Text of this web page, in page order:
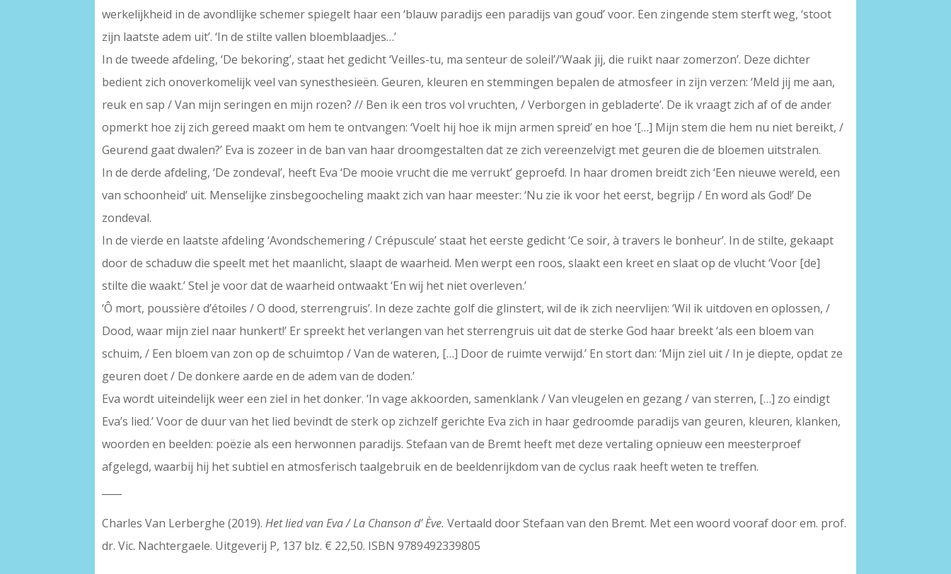
werkelijkheid in de avondlijke schemer spiegelt haar een ‘blauw paradijs een paradijs van goud’ voor. Een zingende stem sterft weg, ‘stoot
zijn laatste adem uit’. ‘In de stilte vallen bloemblaadjes…’
In de tweede afdeling, ‘De bekoring’, staat het gedicht ‘Veilles-tu, ma senteur de soleil’/‘Waak jij, die ruikt naar zomerzon’. Deze dichter
bedient zich onoverkomelijk veel van synesthesieën. Geuren, kleuren en stemmingen bepalen de atmosfeer in zijn verzen: ‘Meld jij me aan,
reuk en sap / Van mijn seringen en mijn rozen? // Ben ik een tros vol vruchten, / Verborgen in gebladerte’. De ik vraagt zich af of de ander
opmerkt hoe zij zich gereed maakt om hem te ontvangen: ‘Voelt hij hoe ik mijn armen spreid’ en hoe ‘[…] Mijn stem die hem nu niet bereikt, /
Geurend gaat dwalen?’ Eva is zozeer in de ban van haar droomgestalten dat ze zich vereenzelvigt met geuren die de bloemen uitstralen.
In de derde afdeling, ‘De zondeval’, heeft Eva ‘De mooie vrucht die me verrukt’ geproefd. In haar dromen breidt zich ‘Een nieuwe wereld, een
van schoonheid’ uit. Menselijke zinsbegoocheling maakt zich van haar meester: ‘Nu zie ik voor het eerst, begrijp / En word als God!’ De
zondeval.
In de vierde en laatste afdeling ‘Avondschemering / Crépuscule’ staat het eerste gedicht ‘Ce soir, à travers le bonheur’. In de stilte, gekaapt
door de schaduw die speelt met het maanlicht, slaapt de waarheid. Men werpt een roos, slaakt een kreet en slaat op de vlucht ‘Voor [de]
stilte die waakt.’ Stel je voor dat de waarheid ontwaakt ‘En wij het niet overleven.’
‘Ô mort, poussière d’étoiles / O dood, sterrengruis’. In deze zachte golf die glinstert, wil de ik zich neervlijen: ‘Wil ik uitdoven en oplossen, /
Dood, waar mijn ziel naar hunkert!’ Er spreekt het verlangen van het sterrengruis uit dat de sterke God haar breekt ‘als een bloem van
schuim, / Een bloem van zon op de schuimtop / Van de wateren, […] Door de ruimte verwijd.’ En stort dan: ‘Mijn ziel uit / In je diepte, opdat ze
geuren doet / De donkere aarde en de adem van de doden.’
Eva wordt uiteindelijk weer een ziel in het donker. ‘In vage akkoorden, samenklank / Van vleugelen en gezang / van sterren, […] zo eindigt
Eva’s lied.’ Voor de duur van het lied bevindt de sterk op zichzelf gerichte Eva zich in haar gedroomde paradijs van geuren, kleuren, klanken,
woorden en beelden: poëzie als een herwonnen paradijs. Stefaan van de Bremt heeft met deze vertaling opnieuw een meesterproef
afgelegd, waarbij hij het subtiel en atmosferisch taalgebruik en de beeldenrijkdom van de cyclus raak heeft weten te treffen.
Charles Van Lerberghe (2019).Het lied van Eva / La Chanson d’ Ève. Vertaald door Stefaan van den Bremt. Met een woord vooraf door em. prof.
dr. Vic. Nachtergaele. Uitgeverij P, 137 blz. € 22,50. ISBN 9789492339805